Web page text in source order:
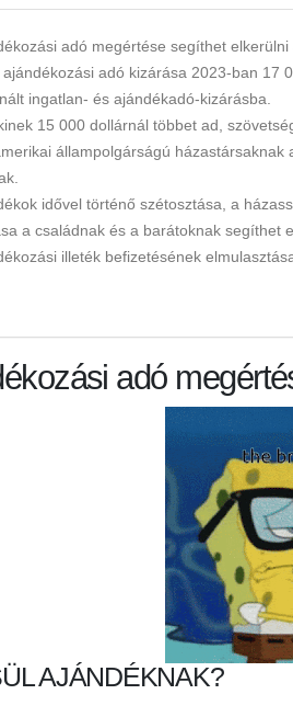
adó megértése segíthet
ajándékozási adó kizárása 2023-ban 17
ingatlan- és ajándékadó-kizárásba.
15 000 dollárnál többet ad,
állampolgárságú
idővel történő szétosztása, a
a családnak és a barátoknak segíthet
illeték befizetésének
adó
AJÁNDÉKNAK?